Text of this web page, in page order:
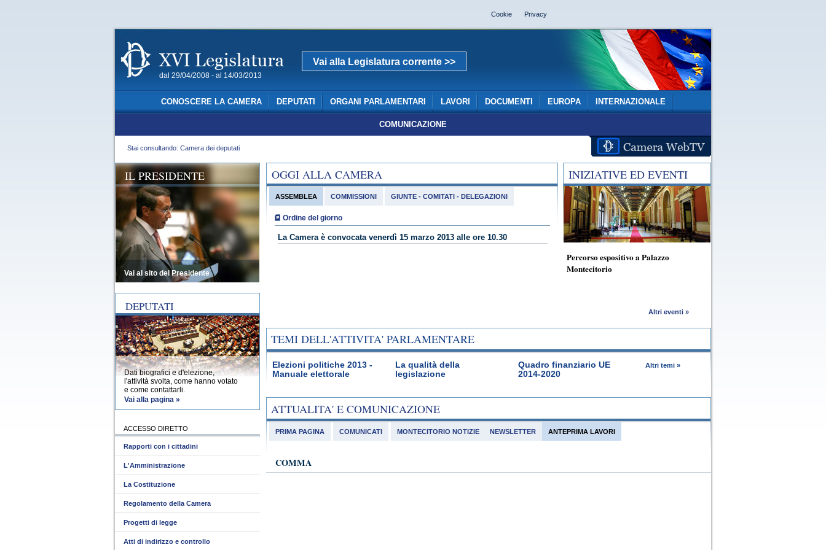
Cookie Privacy
dal 29/04/2008 - al 14/03/2013
Vai alla Legislatura corrente >>
CONOSCERE LA CAMERA DEPUTATI ORGANI PARLAMENTARI LAVORI DOCUMENTI EUROPA INTERNAZIONALE
COMUNICAZIONE
Stai consultando: Camera dei deputati
OGGI ALLA CAMERA
ASSEMBLEA
Ordine del giorno
La Camera è convocata venerdì 15 marzo 2013 alle ore 10.30
COMMISSIONI GIUNTE - COMITATI - DELEGAZIONI
INIZIATIVE ED EVENTI
Percorso espositivo a Palazzo
Montecitorio
Altri eventi »
TEMI DELL'ATTIVITA' PARLAMENTARE
Elezioni politiche 2013 -
Manuale elettorale
La qualità della
legislazione
Quadro finanziario UE
2014-2020
Altri temi »
ATTUALITA' E COMUNICAZIONE
PRIMA PAGINA COMUNICATI MONTECITORIO NOTIZIE ANTEPRIMA LAVORI
COMMA
NEWSLETTER
IL PRESIDENTE
Vai al sito del Presidente
DEPUTATI
Dati biografici e d'elezione,
l'attività svolta, come hanno votato
e come contattarli.
Vai alla pagina »
ACCESSO DIRETTO
Rapporti con i cittadini
L'Amministrazione
La Costituzione
Regolamento della Camera
Progetti di legge
Atti di indirizzo e controllo